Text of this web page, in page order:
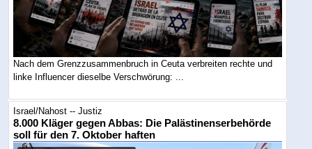
Nach dem Grenzzusammenbruch in Ceuta verbreiten rechte und
linke Influencer dieselbe Verschwörung: ...
Israel/Nahost -- Justiz
8.000 Kläger gegen Abbas: Die Palästinenserbehörde
soll für den 7. Oktober haften